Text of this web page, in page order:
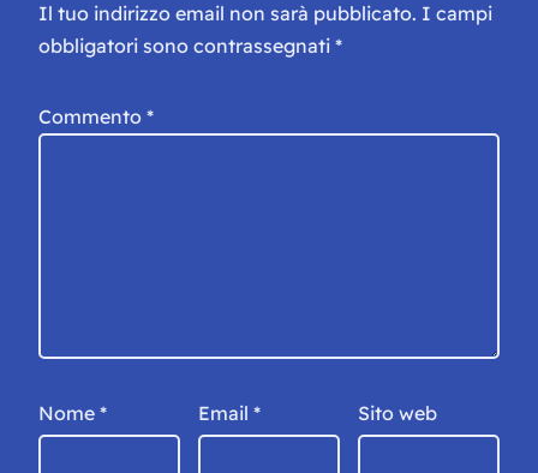
Il tuo indirizzo email non sarà pubblicato. I campi
obbligatori sono contrassegnati *
Commento *
Nome * Email * Sito web